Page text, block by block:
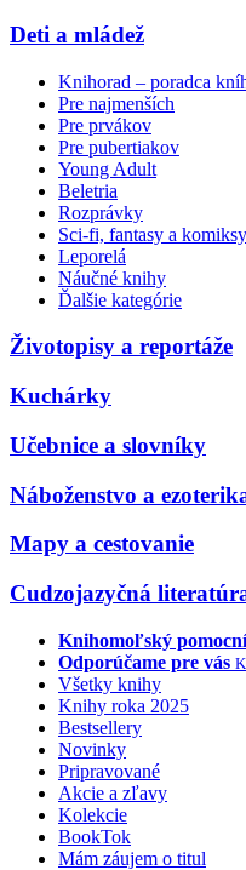
Deti a mládež
Knihorad – poradca
Pre najmenších
Pre prvákov
Pre pubertiakov
Young Adult
Beletria
Rozprávky
Sci-fi, fantasy a komiksy
Leporelá
Náučné knihy
Ďalšie kategórie
Životopisy a reportáže
Kuchárky
Učebnice a slovníky
Náboženstvo a
Mapy a cestovanie
Cudzojazyčná
Knihomoľský
Odporúčame pre vás
Všetky knihy
Knihy roka 2025
Bestsellery
Novinky
Pripravované
Akcie a zľavy
Kolekcie
BookTok
Mám záujem o titul